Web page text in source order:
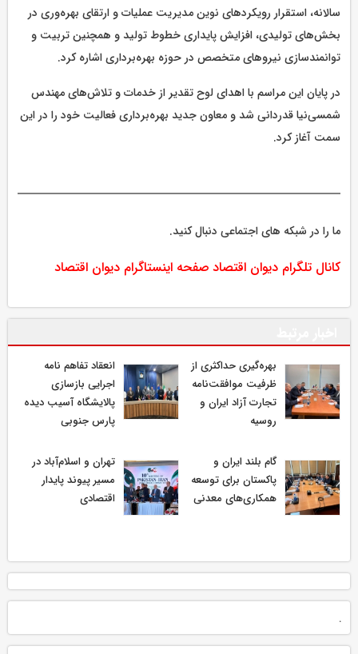
سالانه، استقرار رویکردهای نوین مدیریت عملیات و ارتقای بهره‌وری در
بخش‌های تولیدی، افزایش پایداری خطوط تولید و همچنین تربیت و
توانمندسازی نیروهای متخصص در حوزه بهره‌برداری اشاره کرد.
در پایان این مراسم با اهدای لوح تقدیر از خدمات و تلاش‌های مهندس
شمسی‌نیا قدردانی شد و معاون جدید بهره‌برداری فعالیت خود را در این
سمت آغاز کرد.
ما را در شبکه های اجتماعی دنبال کنید.
کانال تلگرام دیوان اقتصاد صفحه اینستاگرام دیوان اقتصاد
بهره‌گیری حداکثری از
ظرفیت موافقت‌نامه
تجارت آزاد ایران و
روسیه
انعقاد تفاهم نامه
اجرایی بازسازی
پالایشگاه آسیب دیده
پارس جنوبی
گام بلند ایران و
پاکستان برای توسعه
همکاری‌های معدنی
تهران و اسلام‌آباد در
مسیر پیوند پایدار
اقتصادی
.